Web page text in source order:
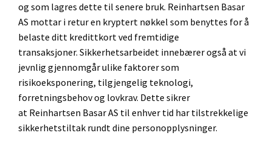
og som lagres dette til senere bruk. Reinhartsen Basar
AS mottar i retur en kryptert nøkkel som benyttes for å
belaste ditt kredittkort ved fremtidige
transaksjoner. Sikkerhetsarbeidet innebærer også at vi
jevnlig gjennomgår ulike faktorer som
risikoeksponering, tilgjengelig teknologi,
forretningsbehov og lovkrav. Dette sikrer
at Reinhartsen Basar AS til enhver tid har tilstrekkelige
sikkerhetstiltak rundt dine personopplysninger.